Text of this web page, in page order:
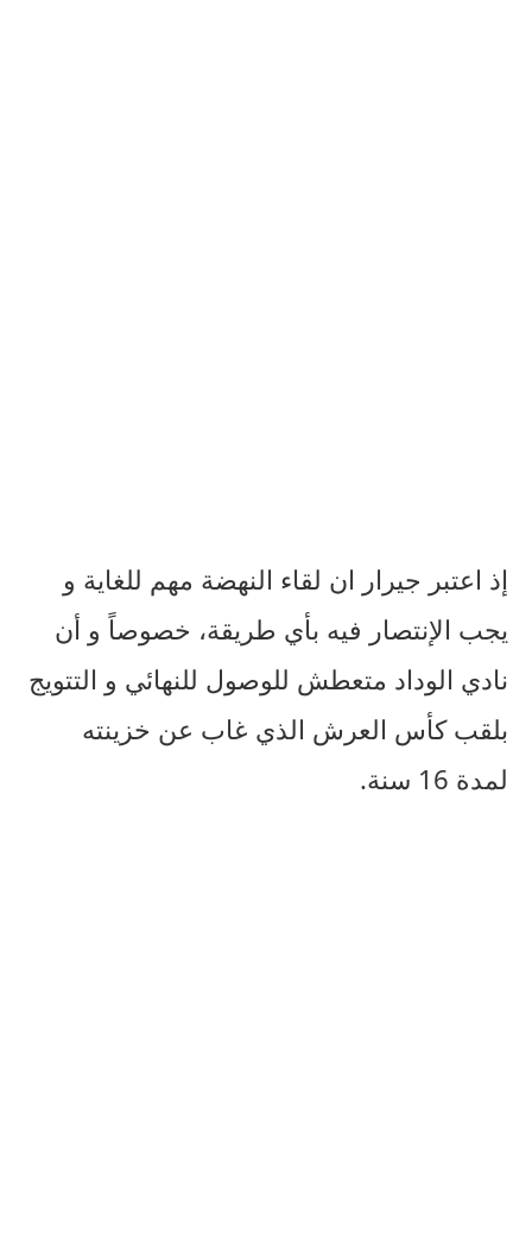
إذ اعتبر جيرار ان لقاء النهضة مهم للغاية و
يجب الإنتصار فيه بأي طريقة، خصوصاً و أن
نادي الوداد متعطش للوصول للنهائي و التتويج
بلقب كأس العرش الذي غاب عن خزينته
لمدة 16 سنة.